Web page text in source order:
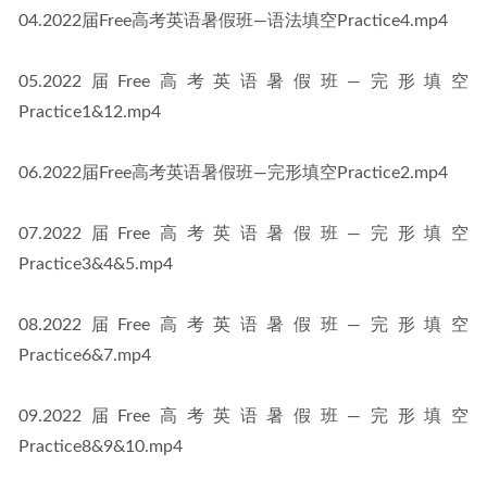
04.2022届Free高考英语暑假班—语法填空Practice4.mp4
05.2022届Free高考英语暑假班—完形填空
Practice1&12.mp4
06.2022届Free高考英语暑假班—完形填空Practice2.mp4
07.2022届Free高考英语暑假班—完形填空
Practice3&4&5.mp4
08.2022届Free高考英语暑假班—完形填空
Practice6&7.mp4
09.2022届Free高考英语暑假班—完形填空
Practice8&9&10.mp4